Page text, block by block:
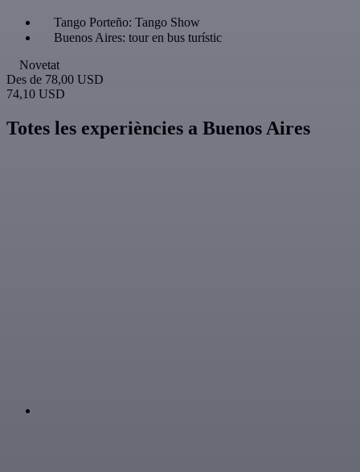
Tango Porteño: Tango Show
Buenos Aires: tour en bus turístic
Novetat
Des de 78,00 USD
74,10 USD
Totes les experiències a Buenos Aires